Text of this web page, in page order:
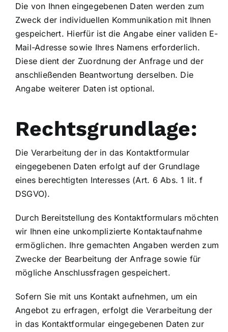
Die von Ihnen eingegebenen Daten werden zum
Zweck der individuellen Kommunikation mit Ihnen
gespeichert. Hierfür ist die Angabe einer validen E-
Mail-Adresse sowie Ihres Namens erforderlich.
Diese dient der Zuordnung der Anfrage und der
anschließenden Beantwortung derselben. Die
Angabe weiterer Daten ist optional.
Rechtsgrundlage:
Die Verarbeitung der in das Kontaktformular
eingegebenen Daten erfolgt auf der Grundlage
eines berechtigten Interesses (Art. 6 Abs. 1 lit. f
DSGVO).
Durch Bereitstellung des Kontaktformulars möchten
wir Ihnen eine unkomplizierte Kontaktaufnahme
ermöglichen. Ihre gemachten Angaben werden zum
Zwecke der Bearbeitung der Anfrage sowie für
mögliche Anschlussfragen gespeichert.
Sofern Sie mit uns Kontakt aufnehmen, um ein
Angebot zu erfragen, erfolgt die Verarbeitung der
in das Kontaktformular eingegebenen Daten zur